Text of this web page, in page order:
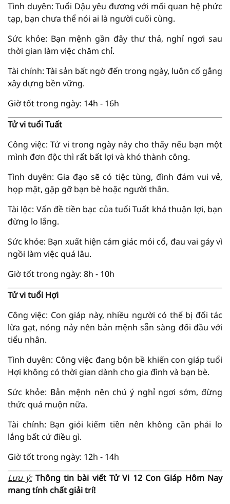
Tình duyên: Tuổi Dậu yêu đương với mối quan hệ phức
tạp, bạn chưa thể nói ai là người cuối cùng.
Sức khỏe: Bạn mệnh gần đây thư thả, nghỉ ngơi sau
thời gian làm việc chăm chỉ.
Tài chính: Tài sản bất ngờ đến trong ngày, luôn cố gắng
xây dựng bền vững.
Giờ tốt trong ngày: 14h - 16h
Tử vi tuổi Tuất
Công việc: Tử vi trong ngày này cho thấy nếu bạn một
mình đơn độc thì rất bất lợi và khó thành công.
Tình duyên: Gia đạo sẽ có tiệc tùng, đình đám vui vẻ,
họp mặt, gặp gỡ bạn bè hoặc người thân.
Tài lộc: Vấn đề tiền bạc của tuổi Tuất khá thuận lợi, bạn
đừng lo lắng.
Sức khỏe: Bạn xuất hiện cảm giác mỏi cổ, đau vai gáy vì
ngồi làm việc quá lâu.
Giờ tốt trong ngày: 8h - 10h
Tử vi tuổi Hợi
Công việc: Con giáp này, nhiều người có thể bị đối tác
lừa gạt, nóng nảy nên bản mệnh sẵn sàng đối đầu với
tiểu nhân.
Tình duyên: Công việc đang bộn bề khiến con giáp tuổi
Hợi không có thời gian dành cho gia đình và bạn bè.
Sức khỏe: Bản mệnh nên chú ý nghỉ ngơi sớm, đừng
thức quá muộn nữa.
Tài chính: Bạn giỏi kiếm tiền nên không cần phải lo
lắng bất cứ điều gì.
Giờ tốt trong ngày: 12h - 14h
Lưu ý:Thông tin bài viết Tử Vi 12 Con Giáp Hôm Nay
mang tính chất giải trí!